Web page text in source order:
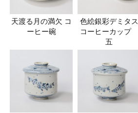
天渡る月の満欠 コ
ーヒー碗
色絵銀彩デミタス
コーヒーカップ
五